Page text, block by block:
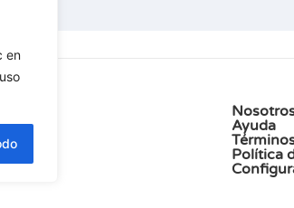
en
Ayuda
Política